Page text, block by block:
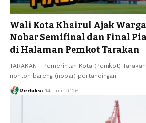
Wali Kota Khairul Ajak
Nobar Semifinal dan Final
di Halaman Pemkot Tarakan
TARAKAN - Pemerintah Kota (Pemkot)
nonton bareng (nobar) pertandingan…
Redaksi 14 Juli 2026